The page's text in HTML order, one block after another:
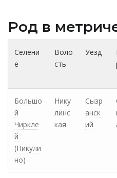
Род в
Селени
е
Воло
сть
Уезд
Большо
й
Чиркле
й
(Никули
но)
Нику
линс
кая
Сызр
анск
ий